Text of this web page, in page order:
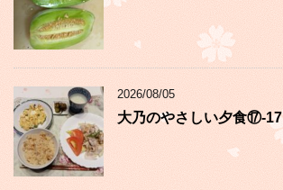
2026/08/05
大乃のやさしい夕食⑰-17